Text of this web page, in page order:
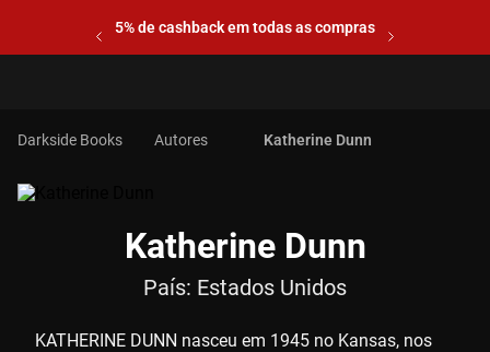
5% de cashback em todas as compras
Autores Katherine Dunn
Katherine Dunn
País: Estados Unidos
KATHERINE DUNN nasceu em 1945 no Kansas, nos